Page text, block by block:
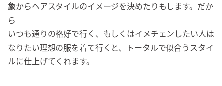
象からヘアスタイルのイメージを決めたりもします。だか
ら
いつも通りの格好で行く、もしくはイメチェンしたい人は
なりたい理想の服を着て行くと、トータルで似合うスタイ
ルに仕上げてくれます。